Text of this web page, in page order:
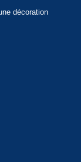
décoration